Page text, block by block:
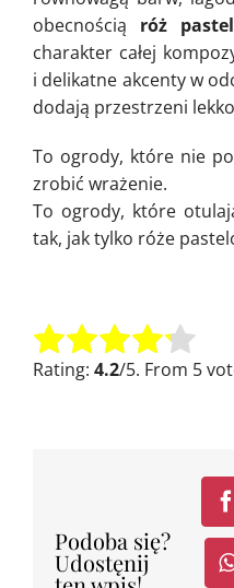
obecnością róż
charakter całej
i delikatne akcenty w
dodają przestrzeni
To ogrody, które nie
zrobić wrażenie.
To ogrody, które
tak, jak tylko róże
Oceń tę pozycję: Submit
Rating: 4.2/5. From 5
Podoba się?
Udostęnij